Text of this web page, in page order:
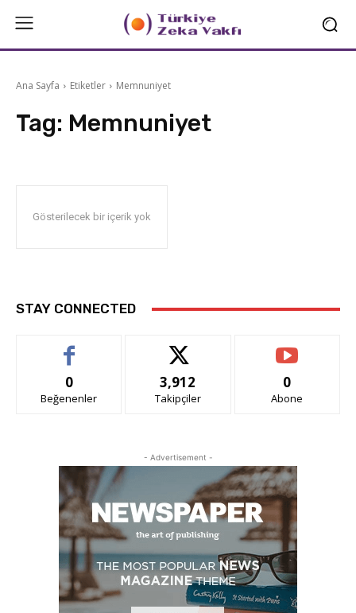
Ana Sayfa Etiketler Memnuniyet
Tag: Memnuniyet
Gösterilecek bir içerik yok
STAY CONNECTED
0
Beğenenler
3,912
Takipçiler
0
Abone
- Advertisement -